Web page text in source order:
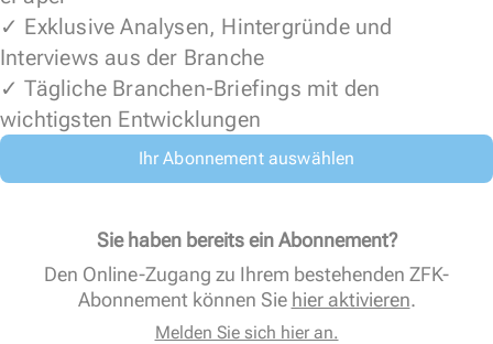
✓ Exklusive Analysen, Hintergründe und
Interviews aus der Branche
✓ Tägliche Branchen-Briefings mit den
wichtigsten Entwicklungen
Ihr Abonnement auswählen
Sie haben bereits ein Abonnement?
Den Online-Zugang zu Ihrem bestehenden ZFK-
Abonnement können Sie hier aktivieren.
Melden Sie sich hier an.